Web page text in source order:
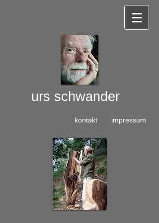
urs schwander​
kontakt impressum